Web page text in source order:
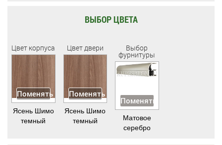
ВЫБОР ЦВЕТА
Цвет корпуса
Поменять
Ясень Шимо
темный
Цвет двери
Поменять
Ясень Шимо
темный
Выбор
фурнитуры
Поменять
Матовое
серебро